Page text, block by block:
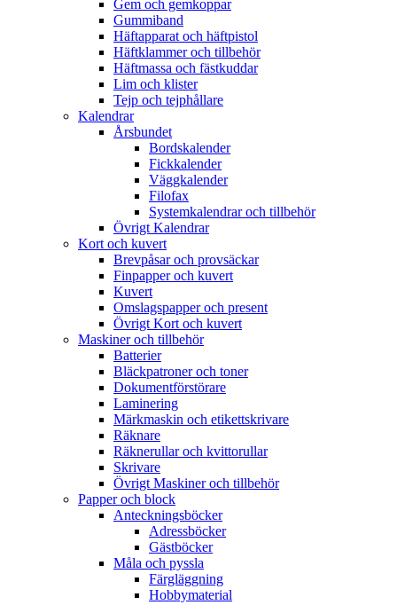
Gem och gemkoppar
Gummiband
Häftapparat och häftpistol
Häftklammer och tillbehör
Häftmassa och fästkuddar
Lim och klister
Tejp och tejphållare
Kalendrar
Årsbundet
Bordskalender
Fickkalender
Väggkalender
Filofax
Systemkalendrar och tillbehör
Övrigt Kalendrar
Kort och kuvert
Brevpåsar och provsäckar
Finpapper och kuvert
Kuvert
Omslagspapper och present
Övrigt Kort och kuvert
Maskiner och tillbehör
Batterier
Bläckpatroner och toner
Dokumentförstörare
Laminering
Märkmaskin och etikettskrivare
Räknare
Räknerullar och kvittorullar
Skrivare
Övrigt Maskiner och tillbehör
Papper och block
Anteckningsböcker
Adressböcker
Gästböcker
Måla och pyssla
Färgläggning
Hobbymaterial